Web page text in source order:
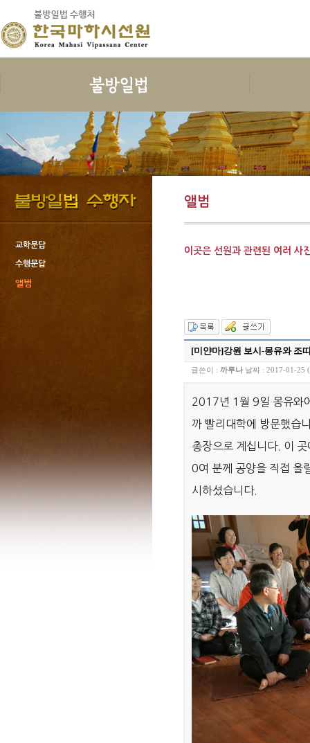
보시의 정의
보시의 이익
보시의 대상
보시의 청정
보시관련법문
지계
삼귀의
삼보공덕
포살
불자예절
수행
예불독송
청법
보호명상
위빳사나
한국마하
인사말
연혁
오시는 길
사단법인한
교학문답
수행문답
앨범
앨범
이곳은 선원과 관련된 여러 사
[미얀마]강원 보시-몽유와 조
글쓴이 : 까루나 날짜 : 2017-01-25
2017년 1월 9일 몽유와
까 빨리대학에 방문했습
총장으로 계십니다. 이
0여 분께 공양을 직접 올
시하셨습니다.